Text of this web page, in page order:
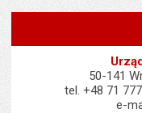
50-141
tel. +48 71
e-